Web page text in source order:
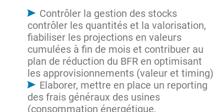
Contrôler la gestion des stocks
contrôler les quantités et la valorisation,
fiabiliser les projections en valeurs
cumulées à fin de mois et contribuer au
plan de réduction du BFR en optimisant
les approvisionnements (valeur et timing)
Elaborer, mettre en place un reporting
des frais généraux des usines
(consommation énergétique,